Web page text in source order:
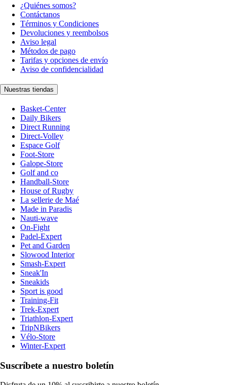
¿Quiénes somos?
Contáctanos
Términos y Condiciones
Devoluciones y reembolsos
Aviso legal
Métodos de pago
Tarifas y opciones de envío
Aviso de confidencialidad
Nuestras tiendas
Basket-Center
Daily Bikers
Direct Running
Direct-Volley
Espace Golf
Foot-Store
Galope-Store
Golf and co
Handball-Store
House of Rugby
La sellerie de Maé
Made in Paradis
Nauti-wave
On-Fight
Padel-Expert
Pet and Garden
Slowood Interior
Smash-Expert
Sneak'In
Sneakids
Sport is good
Training-Fit
Trek-Expert
Triathlon-Expert
TripNBikers
Vélo-Store
Winter-Expert
Suscríbete a nuestro boletín